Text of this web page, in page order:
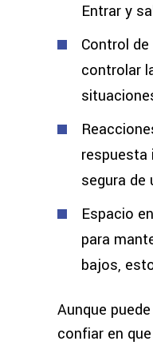
Entrar y
Control
controlar
respuesta
segura de
Espacio
para
bajos,
Aunque
confiar en